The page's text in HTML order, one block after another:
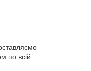
по всій